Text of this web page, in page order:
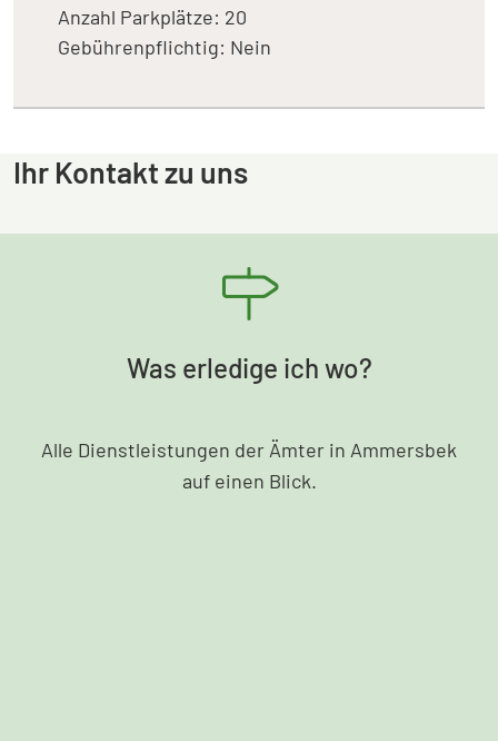
Anzahl Parkplätze: 20
Gebührenpflichtig: Nein
Ihr Kontakt zu uns
Was erledige ich wo?
Alle Dienstleistungen der Ämter in Ammersbek
auf einen Blick.